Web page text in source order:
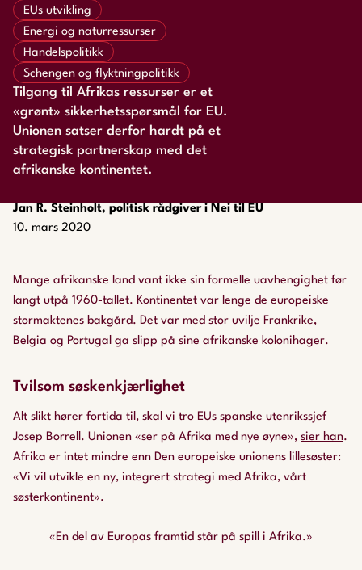
Jan R. Steinholt, politisk rådgiver i Nei til EU
10. mars 2020
EUs utvikling
Energi og naturressurser
Handelspolitikk
Schengen og flyktningpolitikk
Tilgang til Afrikas ressurser er et
«grønt» sikkerhetsspørsmål for EU.
Unionen satser derfor hardt på et
strategisk partnerskap med det
afrikanske kontinentet.
Mange afrikanske land vant ikke sin formelle uavhengighet før
langt utpå 1960-tallet. Kontinentet var lenge de europeiske
stormaktenes bakgård. Det var med stor uvilje Frankrike,
Belgia og Portugal ga slipp på sine afrikanske kolonihager.
Tvilsom søskenkjærlighet
Alt slikt hører fortida til, skal vi tro EUs spanske utenrikssjef
Josep Borrell. Unionen «ser på Afrika med nye øyne», sier han.
Afrika er intet mindre enn Den europeiske unionens lillesøster:
«Vi vil utvikle en ny, integrert strategi med Afrika, vårt
søsterkontinent».
«En del av Europas framtid står på spill i Afrika.»